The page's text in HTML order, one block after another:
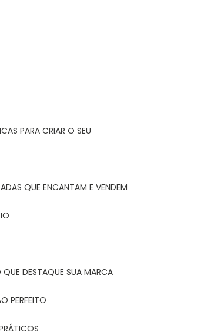
PARA CRIAR O SEU
QUE ENCANTAM E VENDEM
DESTAQUE SUA MARCA
PERFEITO